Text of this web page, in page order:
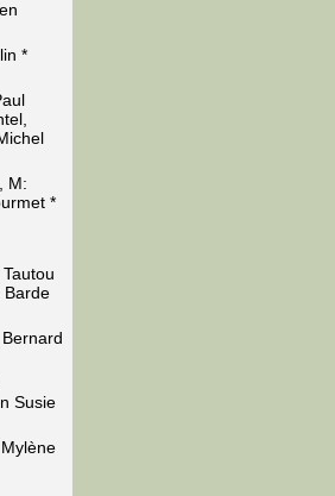
*
M:
*
Barde
Susie